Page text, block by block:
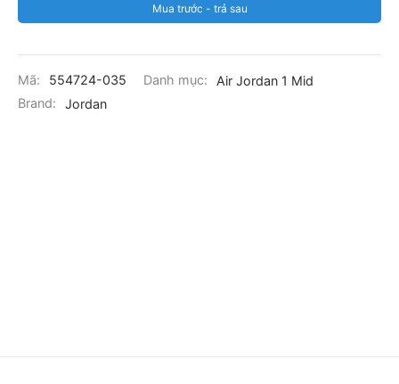
Mua trước - trả sau
Mã: 554724-035 Danh mục:
Air Jordan 1 Mid
Brand:
Jordan